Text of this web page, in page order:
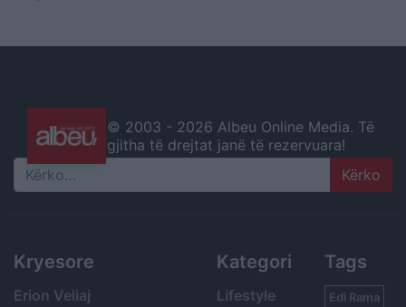
© 2003 - 2026 Albeu Online Media. Të
gjitha të drejtat janë të rezervuara!
Search
Kryesore
Erion Veliaj
Kategori
Lifestyle
Tags
Edi Rama